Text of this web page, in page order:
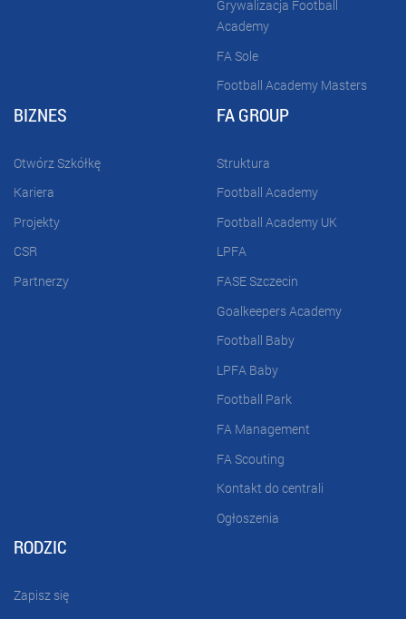
Grywalizacja Football
Academy
FA Sole
Football Academy Masters
BIZNES
Otwórz Szkółkę
Kariera
Projekty
CSR
Partnerzy
FA GROUP
Struktura
Football Academy
Football Academy UK
LPFA
FASE Szczecin
Goalkeepers Academy
Football Baby
LPFA Baby
Football Park
FA Management
FA Scouting
Kontakt do centrali
Ogłoszenia
RODZIC
Zapisz się